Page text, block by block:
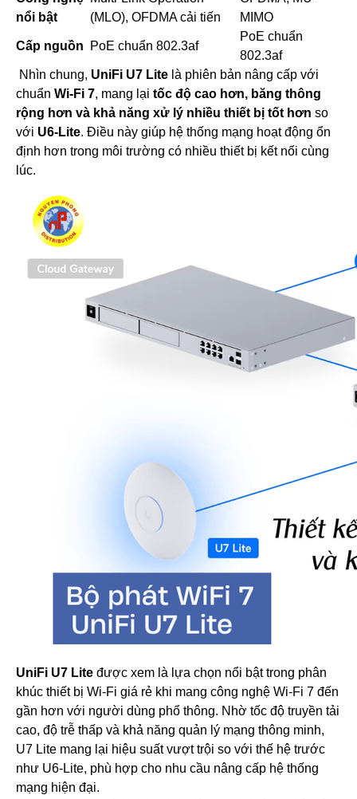
nổi bật
(MLO), OFDMA cải tiến
MIMO
Cấp nguồn PoE chuẩn 802.3af
PoE chuẩn
802.3af
Nhìn chung, UniFi U7 Lite là phiên bản nâng cấp với
chuẩn Wi-Fi 7, mang lại tốc độ cao hơn, băng thông
rộng hơn và khả năng xử lý nhiều thiết bị tốt hơn so
với U6-Lite. Điều này giúp hệ thống mạng hoạt động ổn
định hơn trong môi trường có nhiều thiết bị kết nối cùng
lúc.
UniFi U7 Lite được xem là lựa chọn nổi bật trong phân
khúc thiết bị Wi-Fi giá rẻ khi mang công nghệ Wi-Fi 7 đến
gần hơn với người dùng phổ thông. Nhờ tốc độ truyền tải
cao, độ trễ thấp và khả năng quản lý mạng thông minh,
U7 Lite mang lại hiệu suất vượt trội so với thế hệ trước
như U6-Lite, phù hợp cho nhu cầu nâng cấp hệ thống
mạng hiện đại.